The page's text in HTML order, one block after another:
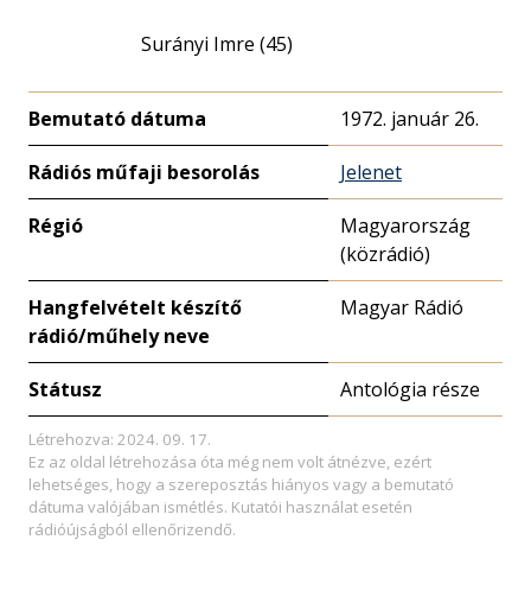
Surányi Imre (45)
Bemutató dátuma 1972. január 26.
Rádiós műfaji besorolás Jelenet
Régió
Magyarország
(közrádió)
Hangfelvételt készítő
rádió/műhely neve
Magyar Rádió
Státusz Antológia része
Létrehozva: 2024. 09. 17.
Ez az oldal létrehozása óta még nem volt átnézve, ezért
lehetséges, hogy a szereposztás hiányos vagy a bemutató
dátuma valójában ismétlés. Kutatói használat esetén
rádióújságból ellenőrizendő.